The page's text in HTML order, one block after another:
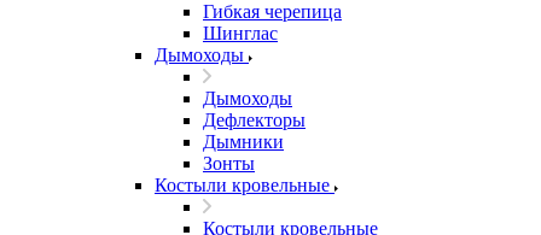
Гибкая черепица
Шинглас
Дымоходы
Дымоходы
Дефлекторы
Дымники
Зонты
Костыли кровельные
Костыли кровельные